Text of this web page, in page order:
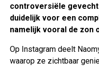
controversiële
duidelijk voor een
namelijk vooral de zon
Op Instagram deelt
waarop ze zichtbaar